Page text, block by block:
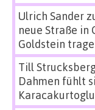
Ulrich Sander
neue Straße in
Goldstein
Till
Dahmen fühlt